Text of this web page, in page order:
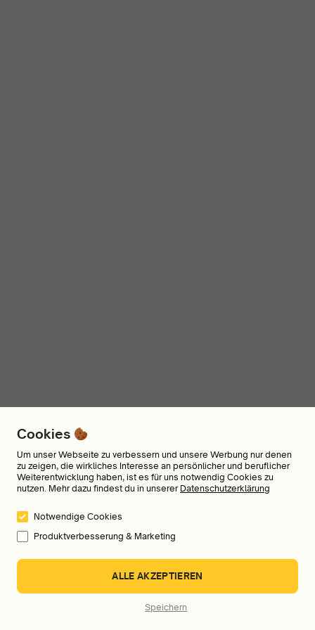
Cookies
Um unser Webseite zu verbessern und unsere Werbung nur denen
zu zeigen, die wirkliches Interesse an persönlicher und beruflicher
Weiterentwicklung haben, ist es für uns notwendig Cookies zu
nutzen. Mehr dazu findest du in unserer Datenschutzerklärung
Notwendige Cookies
Produktverbesserung & Marketing
ALLE AKZEPTIEREN
Speichern